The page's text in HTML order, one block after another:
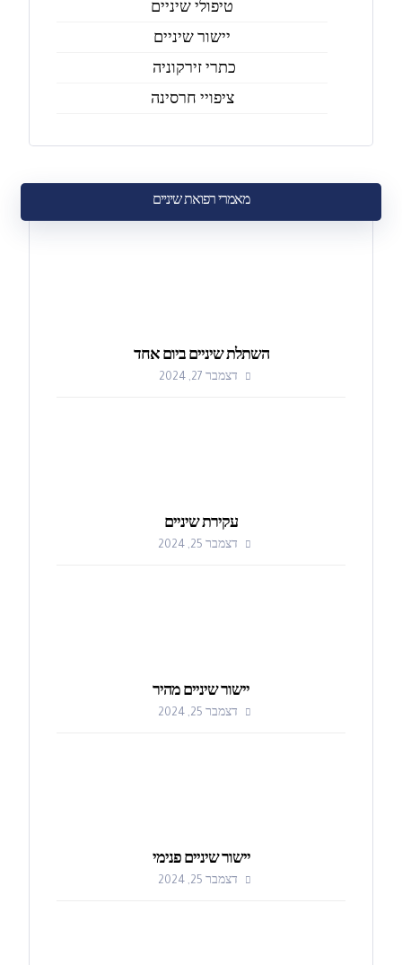
טיפולי שיניים
יישור שיניים
כתרי זירקוניה
ציפויי חרסינה
מאמרי רפואת שיניים
השתלת שיניים ביום אחד
דצמבר 27, 2024
עקירת שיניים
דצמבר 25, 2024
יישור שיניים מהיר
דצמבר 25, 2024
יישור שיניים פנימי
דצמבר 25, 2024